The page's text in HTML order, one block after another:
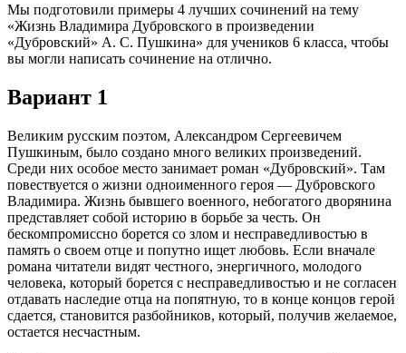
Мы подготовили примеры 4 лучших сочинений на тему
«Жизнь Владимира Дубровского в произведении
«Дубровский» А. С. Пушкина» для учеников 6 класса, чтобы
вы могли написать сочинение на отлично.
Вариант 1
Великим русским поэтом, Александром Сергеевичем
Пушкиным, было создано много великих произведений.
Среди них особое место занимает роман «Дубровский». Там
повествуется о жизни одноименного героя — Дубровского
Владимира. Жизнь бывшего военного, небогатого дворянина
представляет собой историю в борьбе за честь. Он
бескомпромиссно борется со злом и несправедливостью в
память о своем отце и попутно ищет любовь. Если вначале
романа читатели видят честного, энергичного, молодого
человека, который борется с несправедливостью и не согласен
отдавать наследие отца на попятную, то в конце концов герой
сдается, становится разбойников, который, получив желаемое,
остается несчастным.